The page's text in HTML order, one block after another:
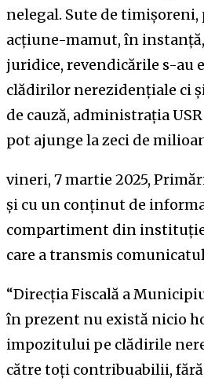
nelegal. Sute de timișoreni,
acțiune-mamut, în
juridice, revendicările s-au
clădirilor nerezidențiale ci
de cauză, administrația
pot ajunge la zeci de
vineri, 7 martie 2025,
și cu un conținut de
compartiment din
care a transmis
“Direcția Fiscală a
în prezent nu există nicio
impozitului pe clădirile
către toți contribuabilii,